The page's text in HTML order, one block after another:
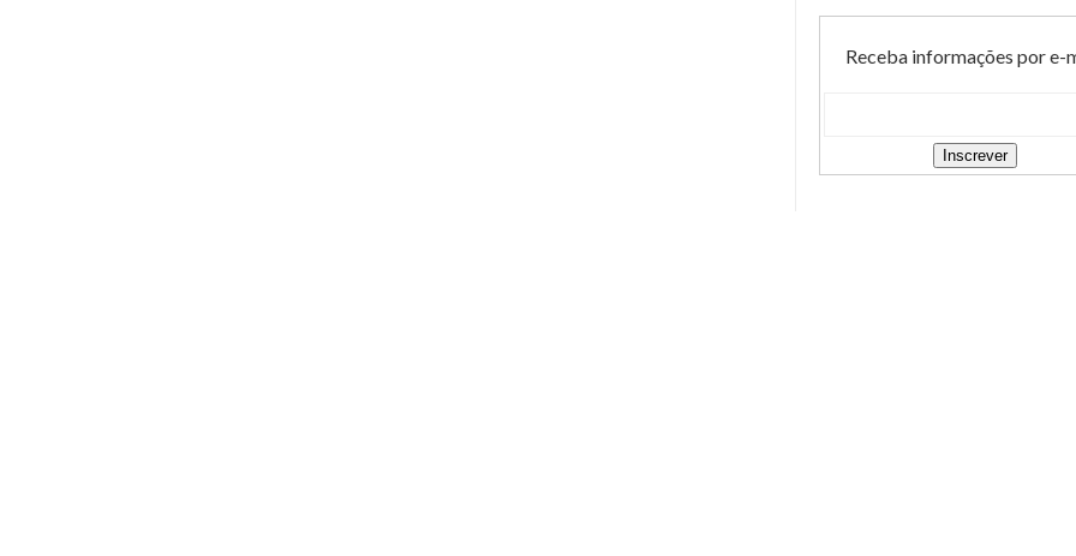
Receba informações por e-